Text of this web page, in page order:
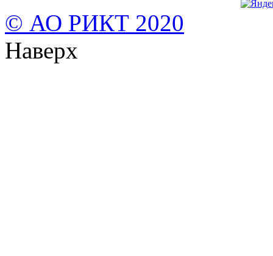
© АО РИКТ 2020
Наверх